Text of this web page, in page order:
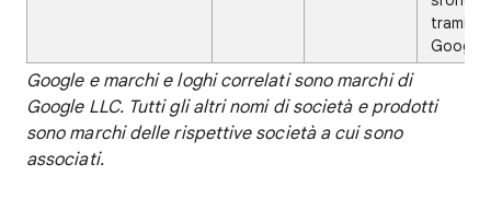
tramite
Google
Google e marchi e loghi correlati sono marchi di
Google LLC. Tutti gli altri nomi di società e prodotti
sono marchi delle rispettive società a cui sono
associati.